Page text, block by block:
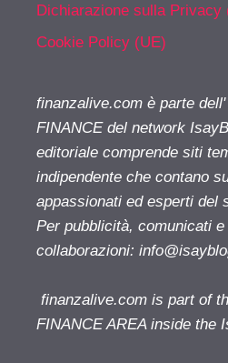
Dichiarazione sulla Privacy
Cookie Policy (UE)
finanzalive.com è parte
FINANCE del network
editoriale comprende siti
indipendente che contano
appassionati ed esperti del
Per pubblicità, comunicati e
collaborazioni:
finanzalive.com is part of
FINANCE AREA inside